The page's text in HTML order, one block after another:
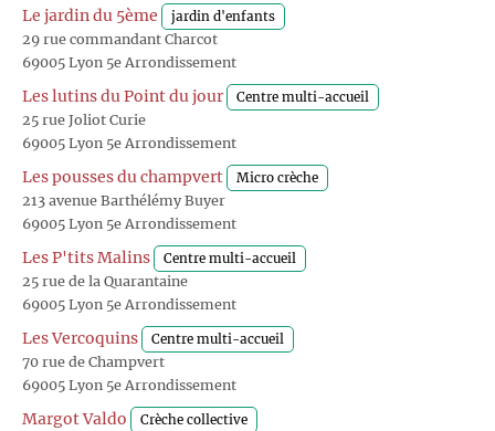
Le jardin du 5ème jardin d'enfants
29 rue commandant Charcot
69005 Lyon 5e Arrondissement
Les lutins du Point du jour Centre multi-accueil
25 rue Joliot Curie
69005 Lyon 5e Arrondissement
Les pousses du champvert Micro crèche
213 avenue Barthélémy Buyer
69005 Lyon 5e Arrondissement
Les P'tits Malins Centre multi-accueil
25 rue de la Quarantaine
69005 Lyon 5e Arrondissement
Les Vercoquins Centre multi-accueil
70 rue de Champvert
69005 Lyon 5e Arrondissement
Margot Valdo Crèche collective